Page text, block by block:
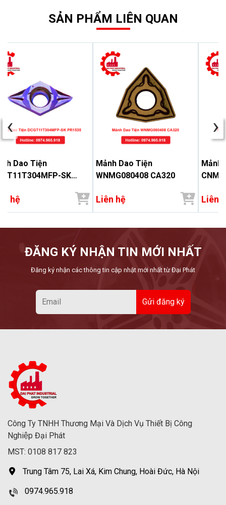
SẢN PHẨM LIÊN QUAN
Dao Tiện
SK
hệ
Mảnh Dao Tiện
WNMG080408 CA320
Liên hệ
Mảnh
Liên
‹ ›
ĐĂNG KÝ NHẬN TIN MỚI NHẤT
Đăng ký nhận các thông tin cập nhật mới nhất từ Đại Phát
Công Ty TNHH Thương Mại Và Dịch Vụ Thiết Bị Công
Nghiệp Đại Phát
MST: 0108 817 823
Trung Tâm 75, Lai Xá, Kim Chung, Hoài Đức, Hà Nội
0974.965.918